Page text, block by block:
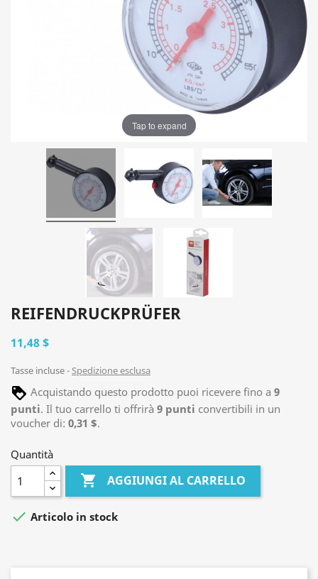
Tap to expand
REIFENDRUCKPRÜFER
11,48 $
Tasse incluse Spedizione esclusa
Acquistando questo prodotto puoi ricevere fino a 9
punti. Il tuo carrello ti offrirà 9 punti convertibili in un
voucher di: 0,31 $.
Quantità
 AGGIUNGI AL CARRELLO
 Articolo in stock